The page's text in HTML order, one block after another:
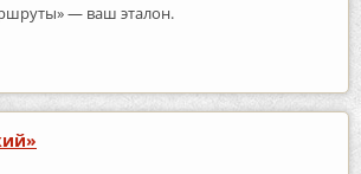
— ваш эталон.